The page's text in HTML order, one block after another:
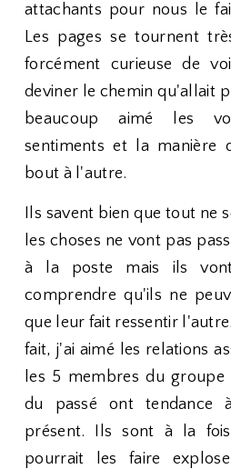
attachants pour nous le
Les pages se tournent
forcément curieuse de
deviner le chemin qu'allait
beaucoup aimé les
sentiments et la
bout à l'autre.
Ils savent bien que tout ne
les choses ne vont pas
à la poste mais ils
comprendre qu'ils ne
que leur fait ressentir
fait, j'ai aimé les relations
les 5 membres du groupe
du passé ont tendance
présent. Ils sont à la
pourrait les faire